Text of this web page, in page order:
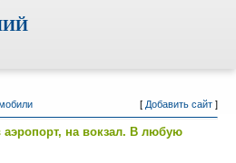
[ Добавить сайт]
аэропорт, на вокзал. В любую